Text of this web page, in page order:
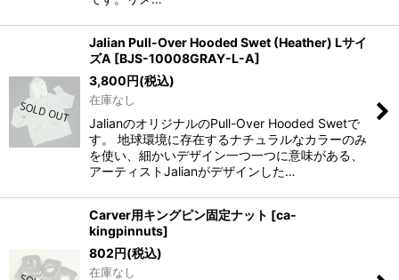
Jalian Pull-Over Hooded Swet (Heather) Lサイ
ズA [BJS-10008GRAY-L-A]
3,800円(税込)
在庫なし
JalianのオリジナルのPull-Over Hooded Swetで
す。 地球環境に存在するナチュラルなカラーのみ
を使い、細かいデザイン一つ一つに意味がある、
アーティストJalianがデザインした…
Carver用キングピン固定ナット [ca-
kingpinnuts]
802円(税込)
在庫なし